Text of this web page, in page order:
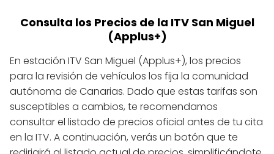
Consulta los Precios de la ITV San Miguel
(Applus+)
En estación ITV San Miguel (Applus+), los precios
para la revisión de vehículos los fija la comunidad
autónoma de Canarias. Dado que estas tarifas son
susceptibles a cambios, te recomendamos
consultar el listado de precios oficial antes de tu cita
en la ITV. A continuación, verás un botón que te